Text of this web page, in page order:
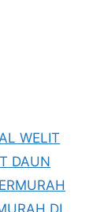
WELIT
DAUN
DI